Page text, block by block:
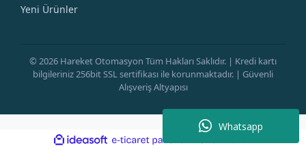
Whatsapp
Yeni Ürünler
© 2026 Hareket Otomasyon Tüm Hakları Saklıdır. | Kredi kartı
bilgileriniz 256bit SSL sertifikası ile korunmaktadır. | Güvenli
Alışveriş Altyapısı
ideasoft